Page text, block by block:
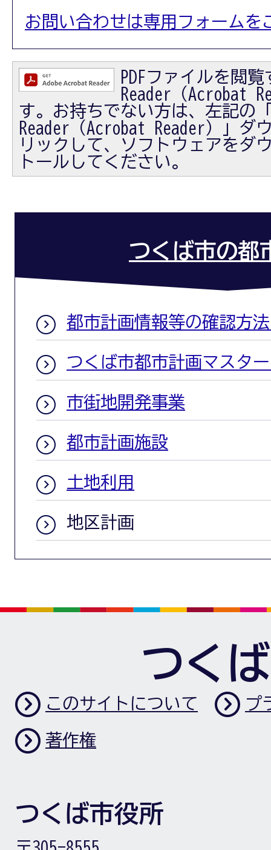
お問い合わせは専用フォームを
PDFファイルを閲
Reader（Acrobat
す。お持ちでない方は、左記の
Reader（Acrobat Reader）」ダ
リックして、ソフトウェアをダ
トールしてください。
つくば市の都
都市計画情報等の確認方
つくば市都市計画マスタ
市街地開発事業
都市計画施設
土地利用
地区計画
つく
このサイトについて プ
著作権
つくば市役所